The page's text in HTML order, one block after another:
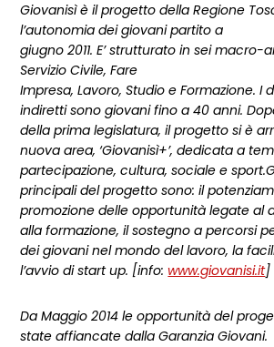
Giovanisì è il progetto della Regione
l’autonomia dei giovani partito a
giugno 2011. E’ strutturato in sei macro-
Servizio Civile, Fare
Impresa, Lavoro, Studio e Formazione. I
indiretti sono giovani fino a 40 anni.
della prima legislatura, il progetto si è
nuova area, ‘Giovanisì+’, dedicata a
partecipazione, cultura, sociale e
principali del progetto sono: il
promozione delle opportunità legate al
alla formazione, il sostegno a percorsi
dei giovani nel mondo del lavoro, la
l’avvio di start up. [info:www.giovanisi.it]
Da Maggio 2014 le opportunità del
state affiancate dalla Garanzia Giovani.